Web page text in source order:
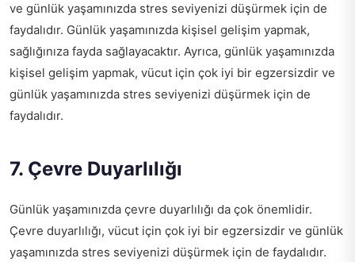
ve günlük yaşamınızda stres seviyenizi düşürmek için de
faydalıdır. Günlük yaşamınızda kişisel gelişim yapmak,
sağlığınıza fayda sağlayacaktır. Ayrıca, günlük yaşamınızda
kişisel gelişim yapmak, vücut için çok iyi bir egzersizdir ve
günlük yaşamınızda stres seviyenizi düşürmek için de
faydalıdır.
7. Çevre Duyarlılığı
Günlük yaşamınızda çevre duyarlılığı da çok önemlidir.
Çevre duyarlılığı, vücut için çok iyi bir egzersizdir ve günlük
yaşamınızda stres seviyenizi düşürmek için de faydalıdır.